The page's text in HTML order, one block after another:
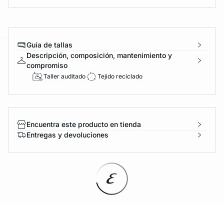
Guía de tallas
Descripción, composición, mantenimiento y
compromiso
Taller auditado Tejido reciclado
Encuentra este producto en tienda
Entregas y devoluciones